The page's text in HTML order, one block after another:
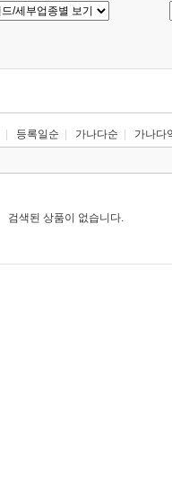
등록일순 가나다순 가나다
검색된 상품이 없습니다.